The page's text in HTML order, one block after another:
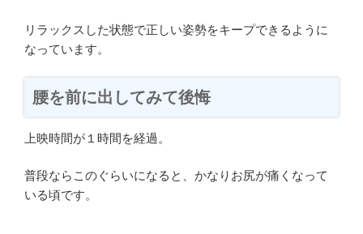
リラックスした状態で正しい姿勢をキープできるように
なっています。
腰を前に出してみて後悔
上映時間が１時間を経過。
普段ならこのぐらいになると、かなりお尻が痛くなって
いる頃です。